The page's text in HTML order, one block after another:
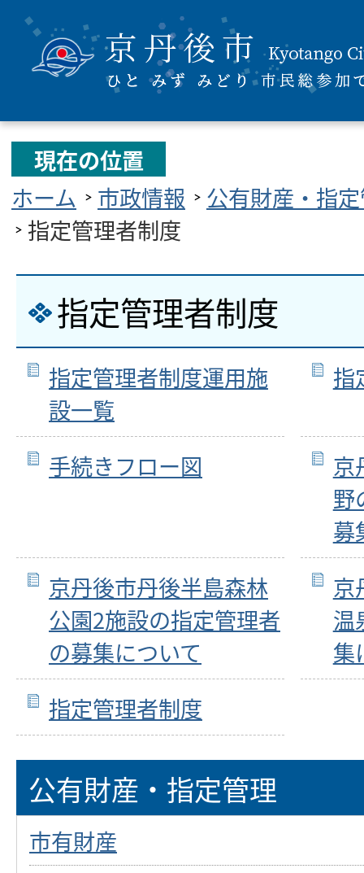
現在の位置
ホーム
市政情報
公有財産・指
指定管理者制度
指定管理者制度
指定管理者制度運用施
設一覧
指
手続きフロー図
京
野
募
京丹後市丹後半島森林
公園2施設の指定管理者
の募集について
京
温
集
指定管理者制度
公有財産・指定管理
市有財産